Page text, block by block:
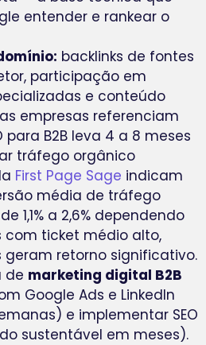
entender e rankear o
backlinks de fontes
participação em
e conteúdo
empresas referenciam
para B2B leva 4 a 8 meses
tráfego orgânico
First Page Sage indicam
média de tráfego
1,1% a 2,6% dependendo
ticket médio alto,
geram retorno significativo.
de marketing digital B2B
Google Ads e LinkedIn
e implementar SEO
sustentável em meses).